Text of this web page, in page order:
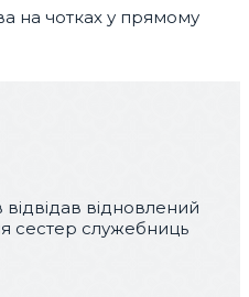
на чотках у прямому
відновлений
сестер служебниць